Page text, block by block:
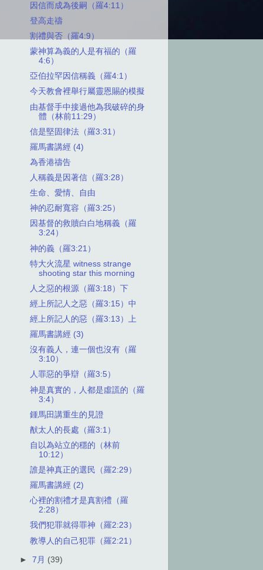
因信而成為後嗣（羅4:11）
登高走禱
割禮與否（羅4:9）
蒙神算為義的人是有福的（羅
4:6）
亞伯拉罕因信稱義（羅4:1）
今天教會裡舉行屬靈恩賜的模擬
由基督手中接過他為我破碎的身
體（林前11:29）
信是堅固律法（羅3:31）
羅馬書講經 (4)
為香港禱告
人稱義是因著信（羅3:28）
生命、愛情、自由
神的忍耐寬容（羅3:25）
因基督的救贖白白地稱義（羅
3:24）
神的義（羅3:21）
特大火流星 witness strange
shooting star this morning
人之惡的根源（羅3:18）下
經上所記人之惡（羅3:15）中
經上所記人的惡（羅3:13）上
羅馬書講經 (3)
沒有義人，連一個也沒有（羅
3:10）
人罪惡的爭辯（羅3:5）
神是真實的，人都是虛謊的（羅
3:4）
鍾馬田講重生的見證
猷太人的長處（羅3:1）
自以為站立的穩的（林前
10:12）
誰是神真正的選民（羅2:29）
羅馬書講經 (2)
心裡的割禮才是真割禮（羅
2:28）
我們犯罪就得罪神（羅2:23）
教導人的自己犯罪（羅2:21）
►7月 (39)